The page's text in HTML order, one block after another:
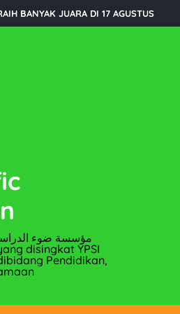
Study Ilmiyah 2025
9 EKOR HEWAN QURBAN
360 Box di Bulan Ramadhan 1446 H
kepada Pasien Tidak Mampu - YPSI
Pelayanan Air Bersih dari YPSI
Buka Puasa di Desa Wakorumba
Angkatan I
Takmiliyah (MDT) Pelita Study
disingkat YPSI
Pendidikan,